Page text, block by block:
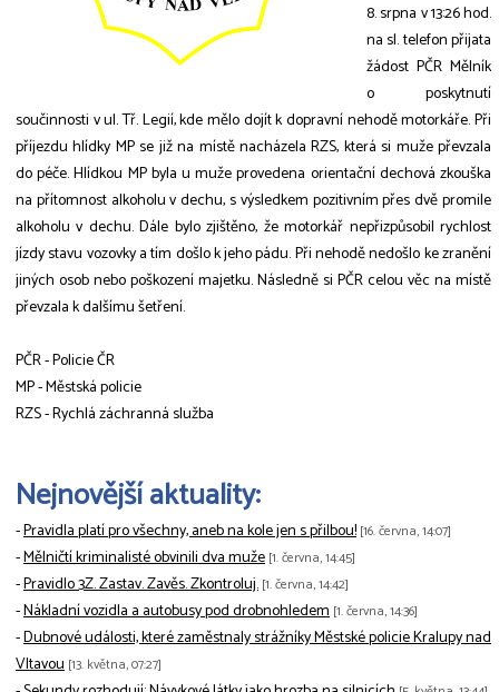
8. srpna v 13:26 hod.
na sl. telefon přijata
žádost PČR Mělník
o poskytnutí
součinnosti v ul. Tř. Legií, kde mělo dojít k dopravní nehodě motorkáře. Při
příjezdu hlídky MP se již na místě nacházela RZS, která si muže převzala
do péče. Hlídkou MP byla u muže provedena orientační dechová zkouška
na přítomnost alkoholu v dechu, s výsledkem pozitivním přes dvě promile
alkoholu v dechu. Dále bylo zjištěno, že motorkář nepřizpůsobil rychlost
jízdy stavu vozovky a tím došlo k jeho pádu. Při nehodě nedošlo ke zranění
jiných osob nebo poškození majetku. Následně si PČR celou věc na místě
převzala k dalšímu šetření.
PČR - Policie ČR
MP - Městská policie
RZS - Rychlá záchranná služba
Nejnovější aktuality:
-Pravidla platí pro všechny, aneb na kole jen s přilbou! [16. června, 14:07]
-Mělničtí kriminalisté obvinili dva muže [1. června, 14:45]
-Pravidlo 3Z. Zastav. Zavěs. Zkontroluj. [1. června, 14:42]
-Nákladní vozidla a autobusy pod drobnohledem [1. června, 14:36]
-Dubnové události, které zaměstnaly strážníky Městské policie Kralupy nad
Vltavou [13. května, 07:27]